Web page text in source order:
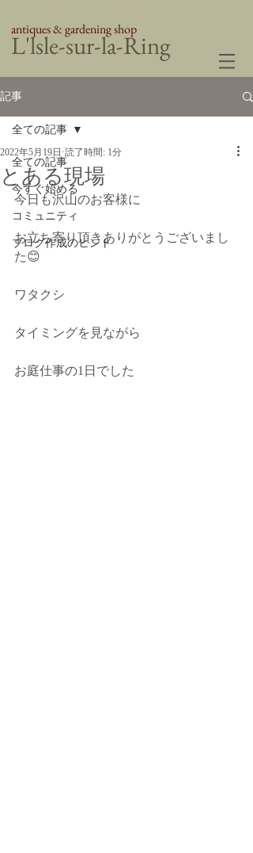
​L'lsle-sur-la-Ring
antiques & gardening shop
記事
全ての記事
今すぐ始める
コミュニティ
ブログ作成のヒント
全ての記事
とある現場
2022年5月19日 読了時間: 1分
今日も沢山のお客様に
お立ち寄り頂きありがとうございまし
た😊
ワタクシ
タイミングを見ながら
お庭仕事の1日でした